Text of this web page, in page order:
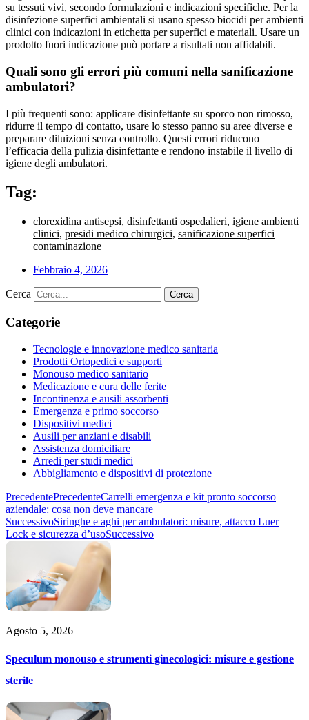
su tessuti vivi, secondo formulazioni e indicazioni specifiche. Per la
disinfezione superfici ambientali si usano spesso biocidi per ambienti
clinici con indicazioni in etichetta per superfici e materiali. Usare un
prodotto fuori indicazione può portare a risultati non affidabili.
Quali sono gli errori più comuni nella sanificazione
ambulatori?
I più frequenti sono: applicare disinfettante su sporco non rimosso,
ridurre il tempo di contatto, usare lo stesso panno su aree diverse e
preparare diluizioni senza controllo. Questi errori riducono
l’efficacia della pulizia disinfettante e rendono instabile il livello di
igiene degli ambulatori.
Tag:
clorexidina antisepsi, disinfettanti ospedalieri, igiene ambienti
clinici, presidi medico chirurgici, sanificazione superfici
contaminazione
Febbraio 4, 2026
Cerca Cerca
Categorie
Tecnologie e innovazione medico sanitaria
Prodotti Ortopedici e supporti
Monouso medico sanitario
Medicazione e cura delle ferite
Incontinenza e ausili assorbenti
Emergenza e primo soccorso
Dispositivi medici
Ausili per anziani e disabili
Assistenza domiciliare
Arredi per studi medici
Abbigliamento e dispositivi di protezione
PrecedentePrecedenteCarrelli emergenza e kit pronto soccorso
aziendale: cosa non deve mancare
SuccessivoSiringhe e aghi per ambulatori: misure, attacco Luer
Lock e sicurezza d’usoSuccessivo
Agosto 5, 2026
Speculum monouso e strumenti ginecologici: misure e gestione
sterile